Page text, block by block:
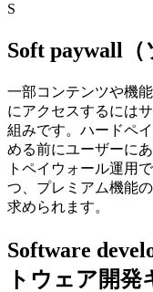
S
Soft paywall（
一部コンテンツや機
にアクセスするには
組みです。 ハードペ
める前にユーザーに
トペイウォール運用
つ、プレミアム機能
求められます。
Software
トウェア開発